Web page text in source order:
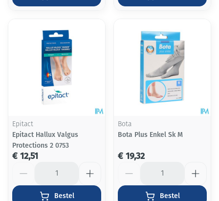
Epitact
Epitact Hallux Valgus
Protections 2 0753
€ 12,51
Bestel
Bota
Bota Plus Enkel Sk M
€ 19,32
Bestel